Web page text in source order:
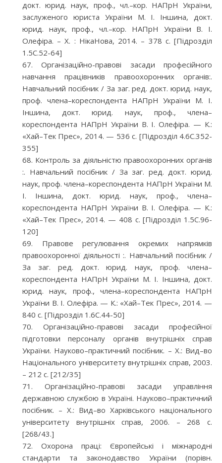
докт. юрид. наук, проф., чл.–кор. НАПрН України,
заслуженого юриста України М. І. Іншина, докт.
юрид. наук, проф., чл.–кор. НАПрН України В. І.
Олефіра. – Х. : НікаНова, 2014. – 378 с. [Підрозділ
1.5С.52-64]
Організаційно-правові засади професійного
навчання працівників правоохоронних органів:.
Навчальний посібник / За заг. ред. докт. юрид. наук,
проф. члена–кореспондента НАПрН України М. І.
Іншина, докт. юрид. наук, проф., члена–
кореспондента НАПрН України В. І. Олефіра. — К.:
«Хай–Тек Прес», 2014. — 536 с. [Підрозділ 4.6С.352-
355]
Контроль за діяльністю правоохоронних органів
:. Навчальний посібник / За заг. ред. докт. юрид.
наук, проф. члена–кореспондента НАПрН України М.
І. Іншина, докт. юрид. наук, проф., члена–
кореспондента НАПрН України В. І. Олефіра. — К.:
«Хай–Тек Прес», 2014. — 408 с. [Підрозділ 1.5С.96-
120]
Правове регулювання окремих напрямків
правоохоронної діяльності :. Навчальний посібник /
За заг. ред. докт. юрид. наук, проф. члена–
кореспондента НАПрН України М. І. Іншина, докт.
юрид. наук, проф., члена–кореспондента НАПрН
України В. І. Олефіра. — К.: «Хай–Тек Прес», 2014. —
840 с. [Підрозділ 1.6С.44-50]
Організаційно-правові засади професійної
підготовки персоналу органів внутрішніх справ
України. Науково–практичний посібник. – Х.: Вид–во
Національного університету внутрішніх справ, 2003.
– 212 с. [212/35]
Організаційно-правові засади управління
державною службою в Україні. Науково–практичний
посібник. – Х.: Вид–во Харківського національного
університету внутрішніх справ, 2006. – 268 с.
[268/43.]
Охорона праці: Європейські і міжнародні
стандарти та законодавство України (порівн.